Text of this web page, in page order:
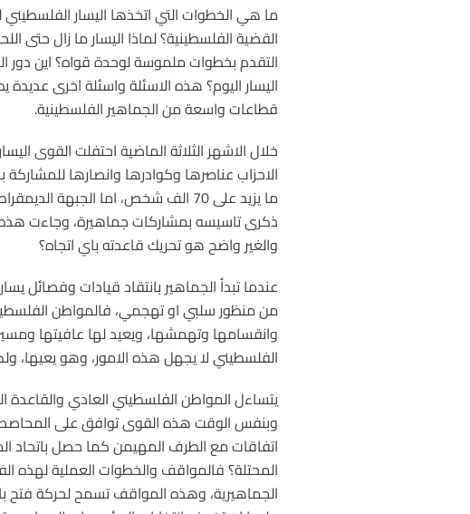
ما هي الخطوات التي اتخذها اليسار الفلسطيني
القضية الفلسطينية؟ لماذا اليسار ما زال حتى
التقدم بخطوات ملموسة لوحدة قواه؟ اين دور
اليسار اليوم؟ هذه الاسئلة واسئلة اخرى
قطاعات واسعة من الجماهير الفلسطينية.
خلال الاشهر الثلاثة الماضية احتفلت القوى
الاحزاب عناصرها وكوادرها وانصارها
ما يزيد على 70 الف شخص، اما
ذكرى تاسيسه بمشاركات جماهيرة، وجاءت هذه
والغير واضح هو تحريك قاعدته باي اتجاه؟
عندما تبدأ الجماهير بانتقاد قيادات وفصائل
من منظور سلبي او تهجمي، فالمواطن
وانقسامها وتهمشها، ويعيد لها عافيتها
الفلسطيني لا يجهل هذه الامور، وهو يعيها،
يتساءل المواطن الفلسطيني العادي والقاعدة
وبنفس الوقت هذه القوى توافق على
اتفاقات مع الطرف المهيمن كما حصل باتحاد
المحتلة؟ فالمواقف والخطوات العملية
الجماهيرية، وهذه المواقف تسمح لحركة فتح